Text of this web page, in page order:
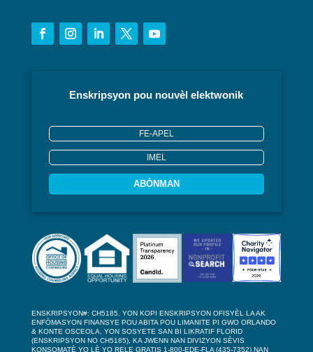
Enskripsyon pou nouvèl elektwonik
ABÒNMAN
ENSKRIPSYON#: CH5185. YON KOPI ENSKRIPSYON OFISYÈL LA AK
ENFÒMASYON FINANSYE POU ABITA POU LIMANITE PI GWO ORLANDO
& KONTE OSCEOLA, YON SOSYETE SAN BI LIKRATIF FLORID
(ENSKRIPSYON NO CH5185), KA JWENN NAN DIVIZYON SÈVIS
KONSOMATÈ YO LÈ YO RELE GRATIS 1-800-EDE-FLA (435-7352) NAN